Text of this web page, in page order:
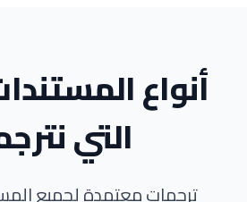
أنواع
التي
ترجمات معتمدة لجميع